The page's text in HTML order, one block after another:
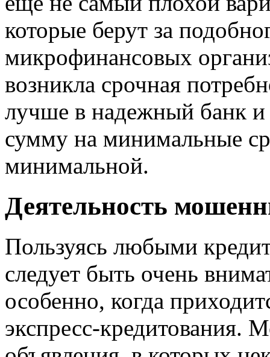
которые берут за
микрофинансовых
возникла срочная
лучше в надежный банк
сумму на минимальные
минимальной.
Деятельность
Пользуясь любыми
следует быть очень
особенно, когда
экспресс-кредитования.